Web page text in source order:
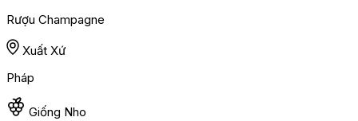
Rượu Champagne
Xuất Xứ
Pháp
Giống Nho